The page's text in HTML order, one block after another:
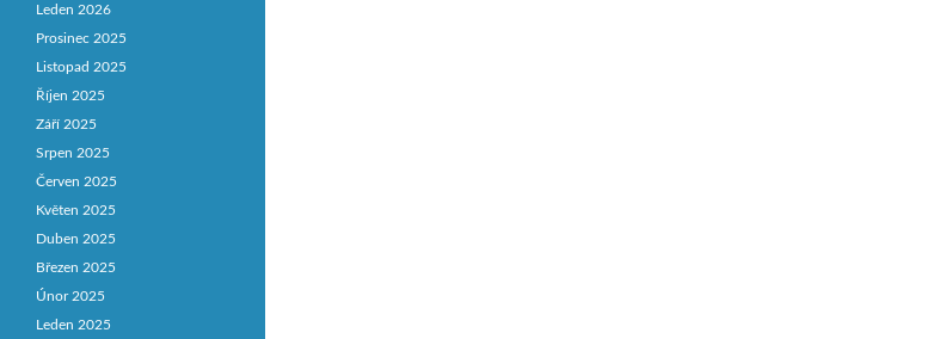
Leden 2026
Prosinec 2025
Listopad 2025
Říjen 2025
Září 2025
Srpen 2025
Červen 2025
Květen 2025
Duben 2025
Březen 2025
Únor 2025
Leden 2025